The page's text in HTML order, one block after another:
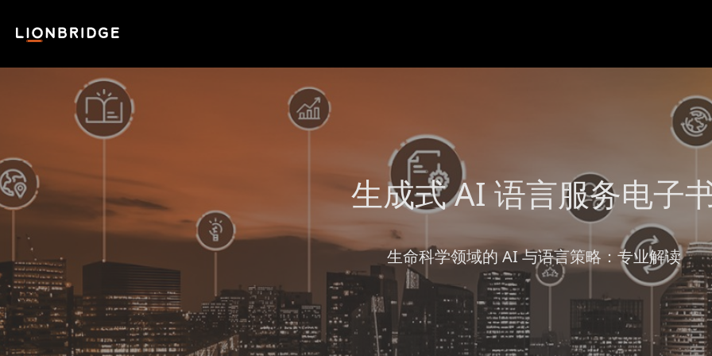
生成式 AI 语言服务电子
生命科学领域的 AI 与语言策略：专业解读